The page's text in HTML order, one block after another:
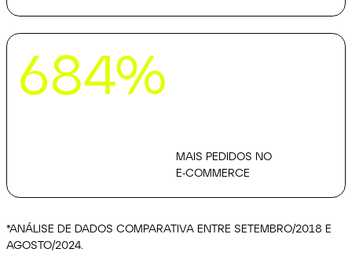
684% mais pedidos no e-commerce
684%
MAIS PEDIDOS NO
E-COMMERCE
*ANÁLISE DE DADOS COMPARATIVA ENTRESETEMBRO/2018 E
AGOSTO/2024.